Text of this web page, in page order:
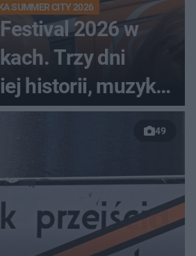
SUMMER CITY 2026
2026 w
Trzy dni
historii, muzyki i
nad Jeziorem
49